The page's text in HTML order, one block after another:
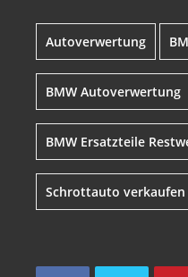
Autoverwertung
BMW Autoverwertung
BMW Ersatzteile
Schrottauto verkaufen